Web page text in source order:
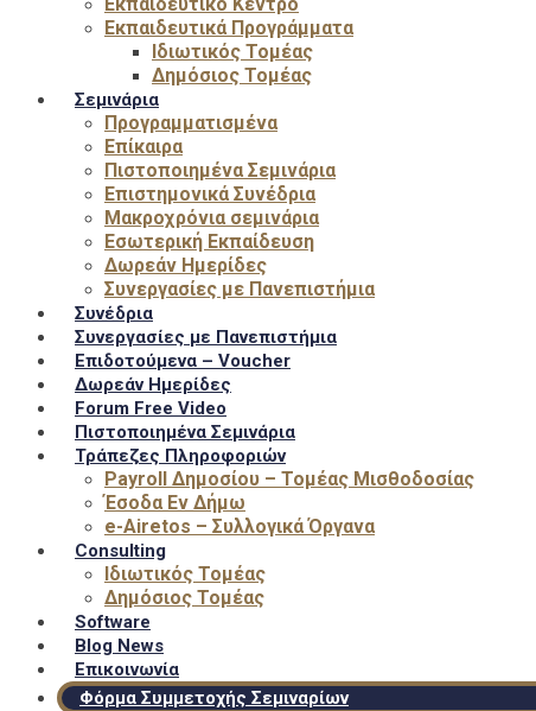
Εκπαιδευτικά Προγράμματα
Ιδιωτικός Τομέας
Δημόσιος Τομέας
Σεμινάρια
Προγραμματισμένα
Επίκαιρα
Πιστοποιημένα Σεμινάρια
Επιστημονικά Συνέδρια
Μακροχρόνια σεμινάρια
Εσωτερική Εκπαίδευση
Δωρεάν Ημερίδες
Συνεργασίες με Πανεπιστήμια
Συνέδρια
Συνεργασίες με Πανεπιστήμια
Επιδοτούμενα – Voucher
Δωρεάν Ημερίδες
Forum Free Video
Πιστοποιημένα Σεμινάρια
Τράπεζες Πληροφοριών
Payroll Δημοσίου – Τομέας Μισθοδοσίας
Έσοδα Εν Δήμω
e-Airetos – Συλλογικά Όργανα
Consulting
Ιδιωτικός Τομέας
Δημόσιος Τομέας
Software
Blog News
Επικοινωνία
Φόρμα Συμμετοχής Σεμιναρίων